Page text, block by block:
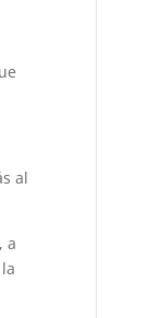
al
a